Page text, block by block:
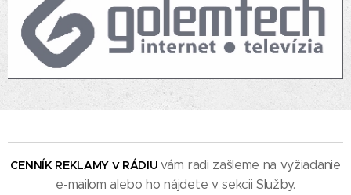
CENNÍK REKLAMYV RÁDIUvám radi zašleme na vyžiadanie
e-mailom alebo ho nájdete v sekcii Služby.